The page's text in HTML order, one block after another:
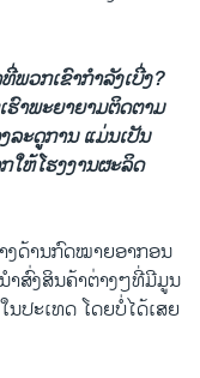
ພວກເຂົາກຳລັງເບີ່ງ?
າພະຍາຍາມຕິດຕາມ
ລະດູການ ແມ່ນເປັນ
ຫ້ໂຮງງານຜະລິດ
ງດ້ານກົດໝາຍອາກອນ
ຳສົ່ງສິນຄ້າຕ່າງໆທີ່ມີມູນ
ນປະເທດ ໂດຍບໍ່ໄດ້ເສຍ